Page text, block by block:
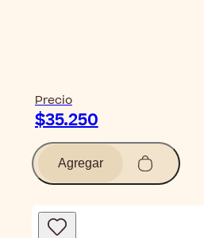
Precio
$35.250
Agregar